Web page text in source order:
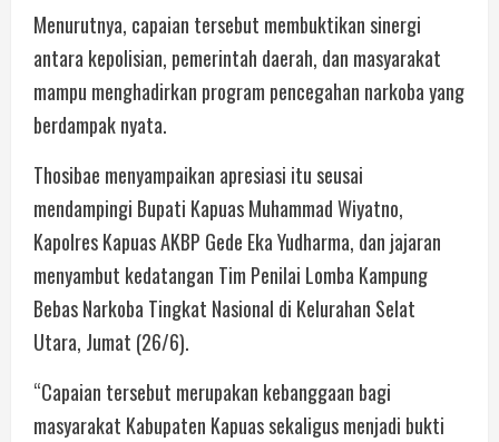
Menurutnya, capaian tersebut membuktikan sinergi
antara kepolisian, pemerintah daerah, dan masyarakat
mampu menghadirkan program pencegahan narkoba yang
berdampak nyata.
Thosibae menyampaikan apresiasi itu seusai
mendampingi Bupati Kapuas Muhammad Wiyatno,
Kapolres Kapuas AKBP Gede Eka Yudharma, dan jajaran
menyambut kedatangan Tim Penilai Lomba Kampung
Bebas Narkoba Tingkat Nasional di Kelurahan Selat
Utara, Jumat (26/6).
“Capaian tersebut merupakan kebanggaan bagi
masyarakat Kabupaten Kapuas sekaligus menjadi bukti